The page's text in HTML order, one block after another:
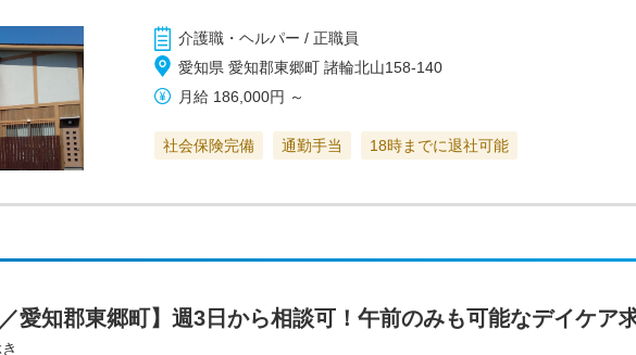
介護職・ヘルパー / 正職員
愛知県 愛知郡東郷町 諸輪北山158-140
月給 186,000円 ～
社会保険完備 通勤手当 18時までに退社可能
／愛知郡東郷町】週3日から相談可！午前のみも可能なデイケア